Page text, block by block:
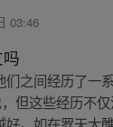
03:46
之间经历了一
但这些经历不